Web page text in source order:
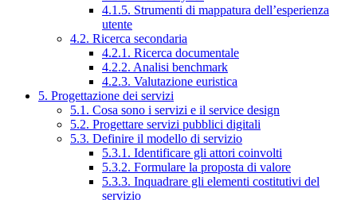
4.1.5. Strumenti di mappatura dell’esperienza
utente
4.2. Ricerca secondaria
4.2.1. Ricerca documentale
4.2.2. Analisi benchmark
4.2.3. Valutazione euristica
5. Progettazione dei servizi
5.1. Cosa sono i servizi e il service design
5.2. Progettare servizi pubblici digitali
5.3. Definire il modello di servizio
5.3.1. Identificare gli attori coinvolti
5.3.2. Formulare la proposta di valore
5.3.3. Inquadrare gli elementi costitutivi del
servizio